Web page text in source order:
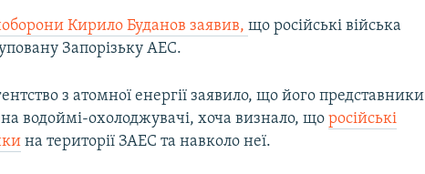
Кирило Буданов заявив,що російські війська
Запорізьку АЕС.
з атомної енергії заявило, що його представники
водоймі-охолоджувачі, хоча визнало, щоросійські
на території ЗАЕС та навколо неї.